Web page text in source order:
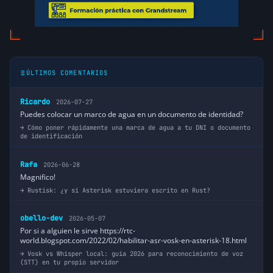
ÚLTIMOS COMENTARIOS
Ricardo 2026-07-27
Puedes colocar un marco de agua en un documento de identidad?
Cómo poner rápidamente una marca de agua a tu DNI o documento
de identificación
Rafa 2026-06-28
Magnifico!
Rustisk: ¿y si Asterisk estuviera escrito en Rust?
obello-dev 2026-05-07
Por si a alguien le sirve https://rtc-
world.blogspot.com/2022/02/habilitar-asr-vosk-en-asterisk-18.html
Vosk vs Whisper local: guía 2026 para reconocimiento de voz
(STT) en tu propio servidor